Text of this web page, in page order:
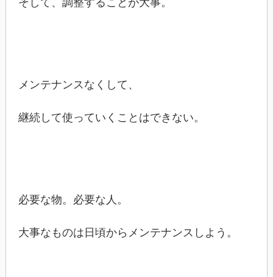
メンテナンスなくして、
継続して使っていくことはできない。
必要な物。必要な人。
大事なものは日頃からメンテナンスしよう。